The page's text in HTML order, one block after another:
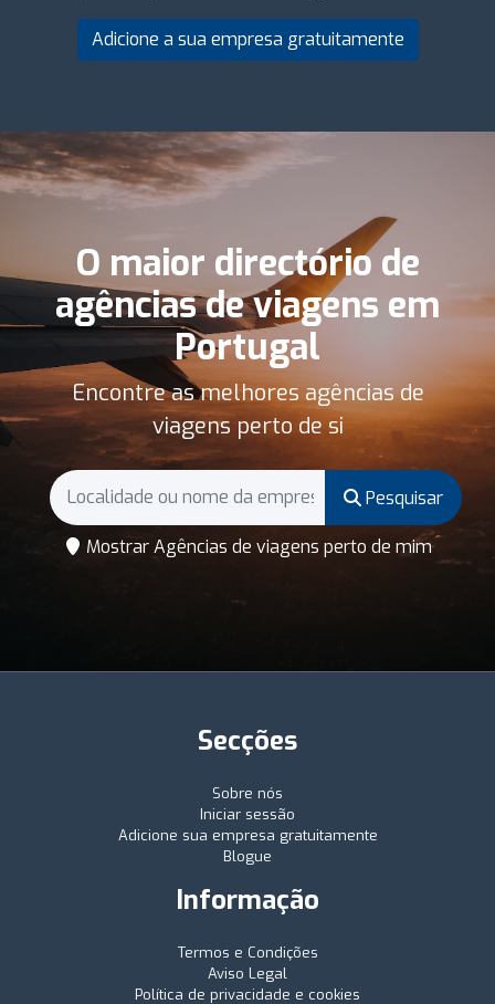
Adicione a sua empresa gratuitamente
O maior directório de
agências de viagens em
Portugal
Encontre as melhores agências de
viagens perto de si
Pesquisar
Mostrar Agências de viagens perto de mim
Secções
Sobre nós
Iniciar sessão
Adicione sua empresa gratuitamente
Blogue
Informação
Termos e Condições
Aviso Legal
Política de privacidade e cookies